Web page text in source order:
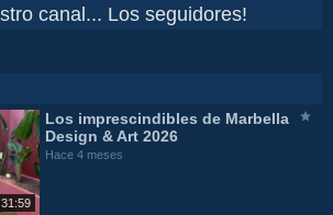
canal... Los seguidores!
31:59
Los imprescindibles de Marbella
Design & Art 2026
Hace 4 meses